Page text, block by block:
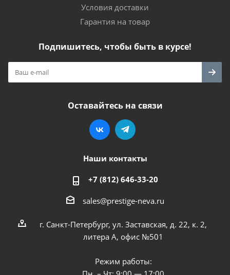
Условия доставки
Гарантия на товар
Подпишитесь, чтобы быть в курсе!
Оставайтесь на связи
Наши контакты
+7 (812) 646-33-20
sales@prestige-neva.ru
г. Санкт-Петербург, ул. Заставская, д. 22, к. 2,
литера А, офис №501
Режим работы: